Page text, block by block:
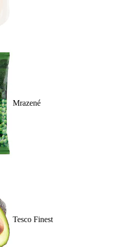
Mrazené
Tesco Finest